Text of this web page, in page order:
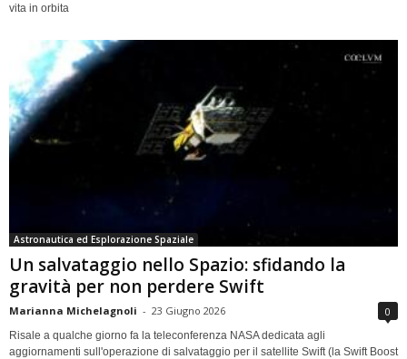
vita in orbita
Astronautica ed Esplorazione Spaziale
Un salvataggio nello Spazio: sfidando la
gravità per non perdere Swift
Marianna Michelagnoli - 23 Giugno 2026 0
Risale a qualche giorno fa la teleconferenza NASA dedicata agli
aggiornamenti sull'operazione di salvataggio per il satellite Swift (la Swift Boost